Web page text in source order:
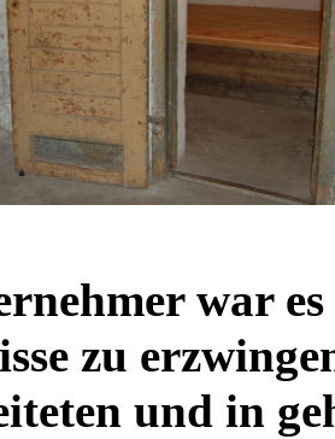
war
zu
und in